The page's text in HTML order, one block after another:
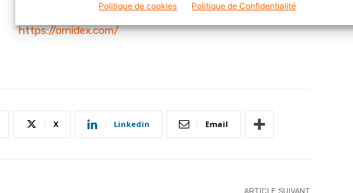
Politique de cookies Politique de Confidentialité
https://ornidex.com/
X Linkedin Email